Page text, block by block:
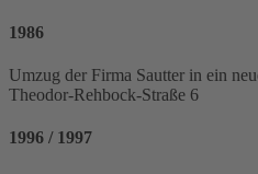
1986
Umzug der Firma Sautter in ein
Theodor-Rehbock-Straße 6
1996 / 1997